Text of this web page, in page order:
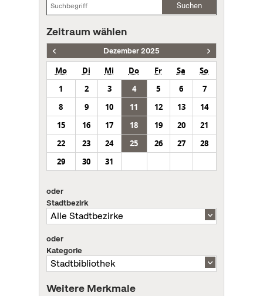
Suchen
Zeitraum wählen
Dezember 2025
Mo Di Mi Do Fr Sa
So
1
2 3 4 5 6
7
8
9 10 11 12 13
14
15
16 17 18 19 20
21
22
23 24 25 26 27
28
29
30 31
oder
Stadtbezirk
oder
Kategorie
Weitere Merkmale